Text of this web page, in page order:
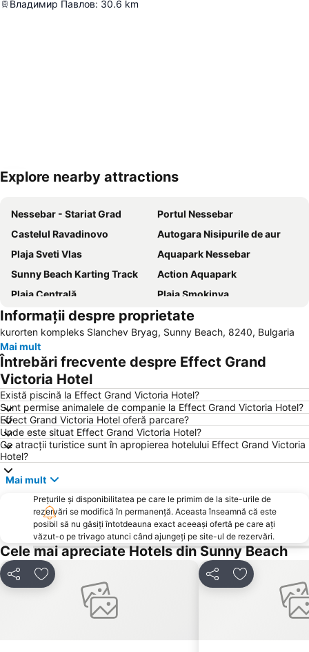
Владимир Павлов: 30.6 km
Explore nearby attractions
Nessebar - Stariat Grad
Portul Nessebar
Castelul Ravadinovo
Autogara Nisipurile de aur
Plaja Sveti Vlas
Aquapark Nessebar
Sunny Beach Karting Track
Action Aquapark
Plaja Centrală
Plaja Smokinya
Plaja Irakli
Old Town
Promenadă
Cacao Beach
Marina Sozopol
Royal Beach Mall
Zornitza
Lazur
Entertainment center Camelot
Saint Spass Church
Plaja Akademika
Plaja Ravda
Yuzhen plazh
Park Veleka
Batareyata
Informații despre proprietate
kurorten kompleks Slanchev Bryag, Sunny Beach, 8240, Bulgaria
Mai mult
Întrebări frecvente despre Effect Grand
Victoria Hotel
Există piscină la Effect Grand Victoria Hotel?
Sunt permise animalele de companie la Effect Grand Victoria Hotel?
Effect Grand Victoria Hotel oferă parcare?
Unde este situat Effect Grand Victoria Hotel?
Ce atracții turistice sunt în apropierea hotelului Effect Grand Victoria
Hotel?
Mai mult
Prețurile și disponibilitatea pe care le primim de la site-urile de
rezervări se modifică în permanență. Aceasta înseamnă că este
posibil să nu găsiți întotdeauna exact aceeași ofertă pe care ați
văzut-o pe trivago atunci când ajungeți pe site-ul de rezervări.
Cele mai apreciate Hotels din Sunny Beach
DistribuițiAdăugaţi la favorite DistribuițiAdăugaţi la